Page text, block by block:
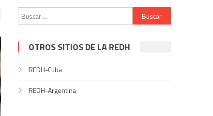
Buscar:
OTROS SITIOS DE LA REDH
REDH-Cuba
REDH-Argentina